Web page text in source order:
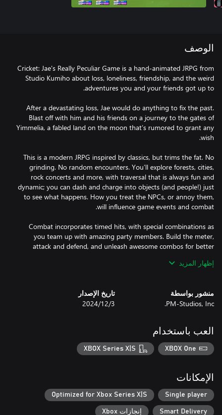
الوصف
Cricket: Jae's Really Peculiar Game is a hand-animated JRPG from
Studio Kumiho about loss, loneliness, friendship, and the weird
After a devastating loss, Jae would do anything to fix the past.
Blast off with him and his friends on a journey to the gates of
Yimmelia, a fabled land on the moon that’s rumored to grant any
This is a modern JRPG inspired by classics, but trims the fat. No
grinding. No random encounters. You’ll explore forests, cities,
rock concerts and more, with traversal that is always fun and
dynamic; you can dash and charge into objects (and people!) just
to see what happens. How you treat the NPCs, or annoy them,
Combat incorporates timed hits, with special combinations as
you team up with amazing party members. Build the meter,
attack and defend, and unleash awesome combos for better
إظهار المزيد
منشور بواسطة
PM-Studios, Inc.
تاريخ الإصدار
3‏/12‏/2024
العب باستخدام
XBOX One
XBOX Series X|S
الإمكانات
Single player
Optimized for Xbox Series X|S
Smart Delivery إنجازات Xbox